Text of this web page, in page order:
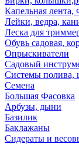
Капельная
Лейки, ведра,
Леска для
Обувь садовая,
Опрыскиватели
Садовый
Системы полива,
Семена
Большая Фасовка
Арбузы, дыни
Базилик
Баклажаны
Сидераты и